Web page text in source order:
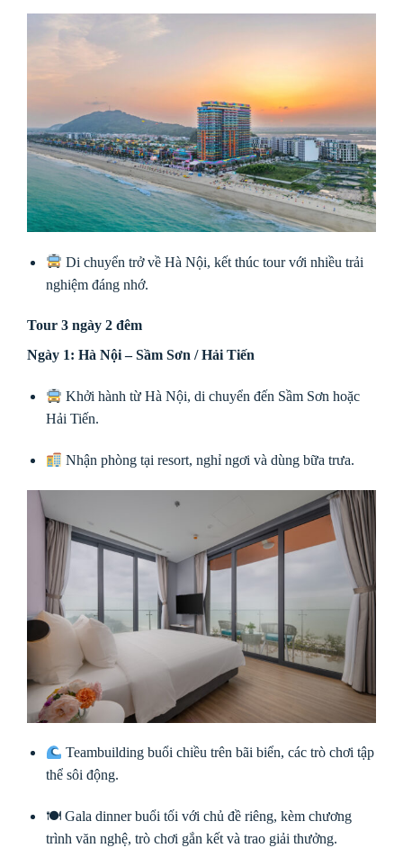
Di chuyển trở về Hà Nội, kết thúc tour với nhiều trải
nghiệm đáng nhớ.
Tour 3 ngày 2 đêm
Ngày 1: Hà Nội – Sầm Sơn / Hải Tiến
Khởi hành từ Hà Nội, di chuyển đến Sầm Sơn hoặc
Hải Tiến.
Nhận phòng tại resort, nghỉ ngơi và dùng bữa trưa.
Teambuilding buổi chiều trên bãi biển, các trò chơi tập
thể sôi động.
🍽 Gala dinner buổi tối với chủ đề riêng, kèm chương
trình văn nghệ, trò chơi gắn kết và trao giải thưởng.